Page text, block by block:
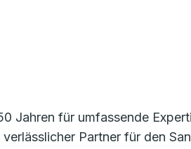
Jahren für umfassende
Partner für den